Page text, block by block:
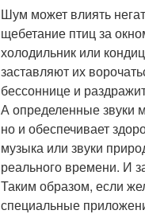
Шум может влиять
щебетание птиц за
холодильник или
заставляют их
бессоннице и
А определенные звуки
но и обеспечивает
музыка или звуки
реального времени. И
Таким образом, если
специальные